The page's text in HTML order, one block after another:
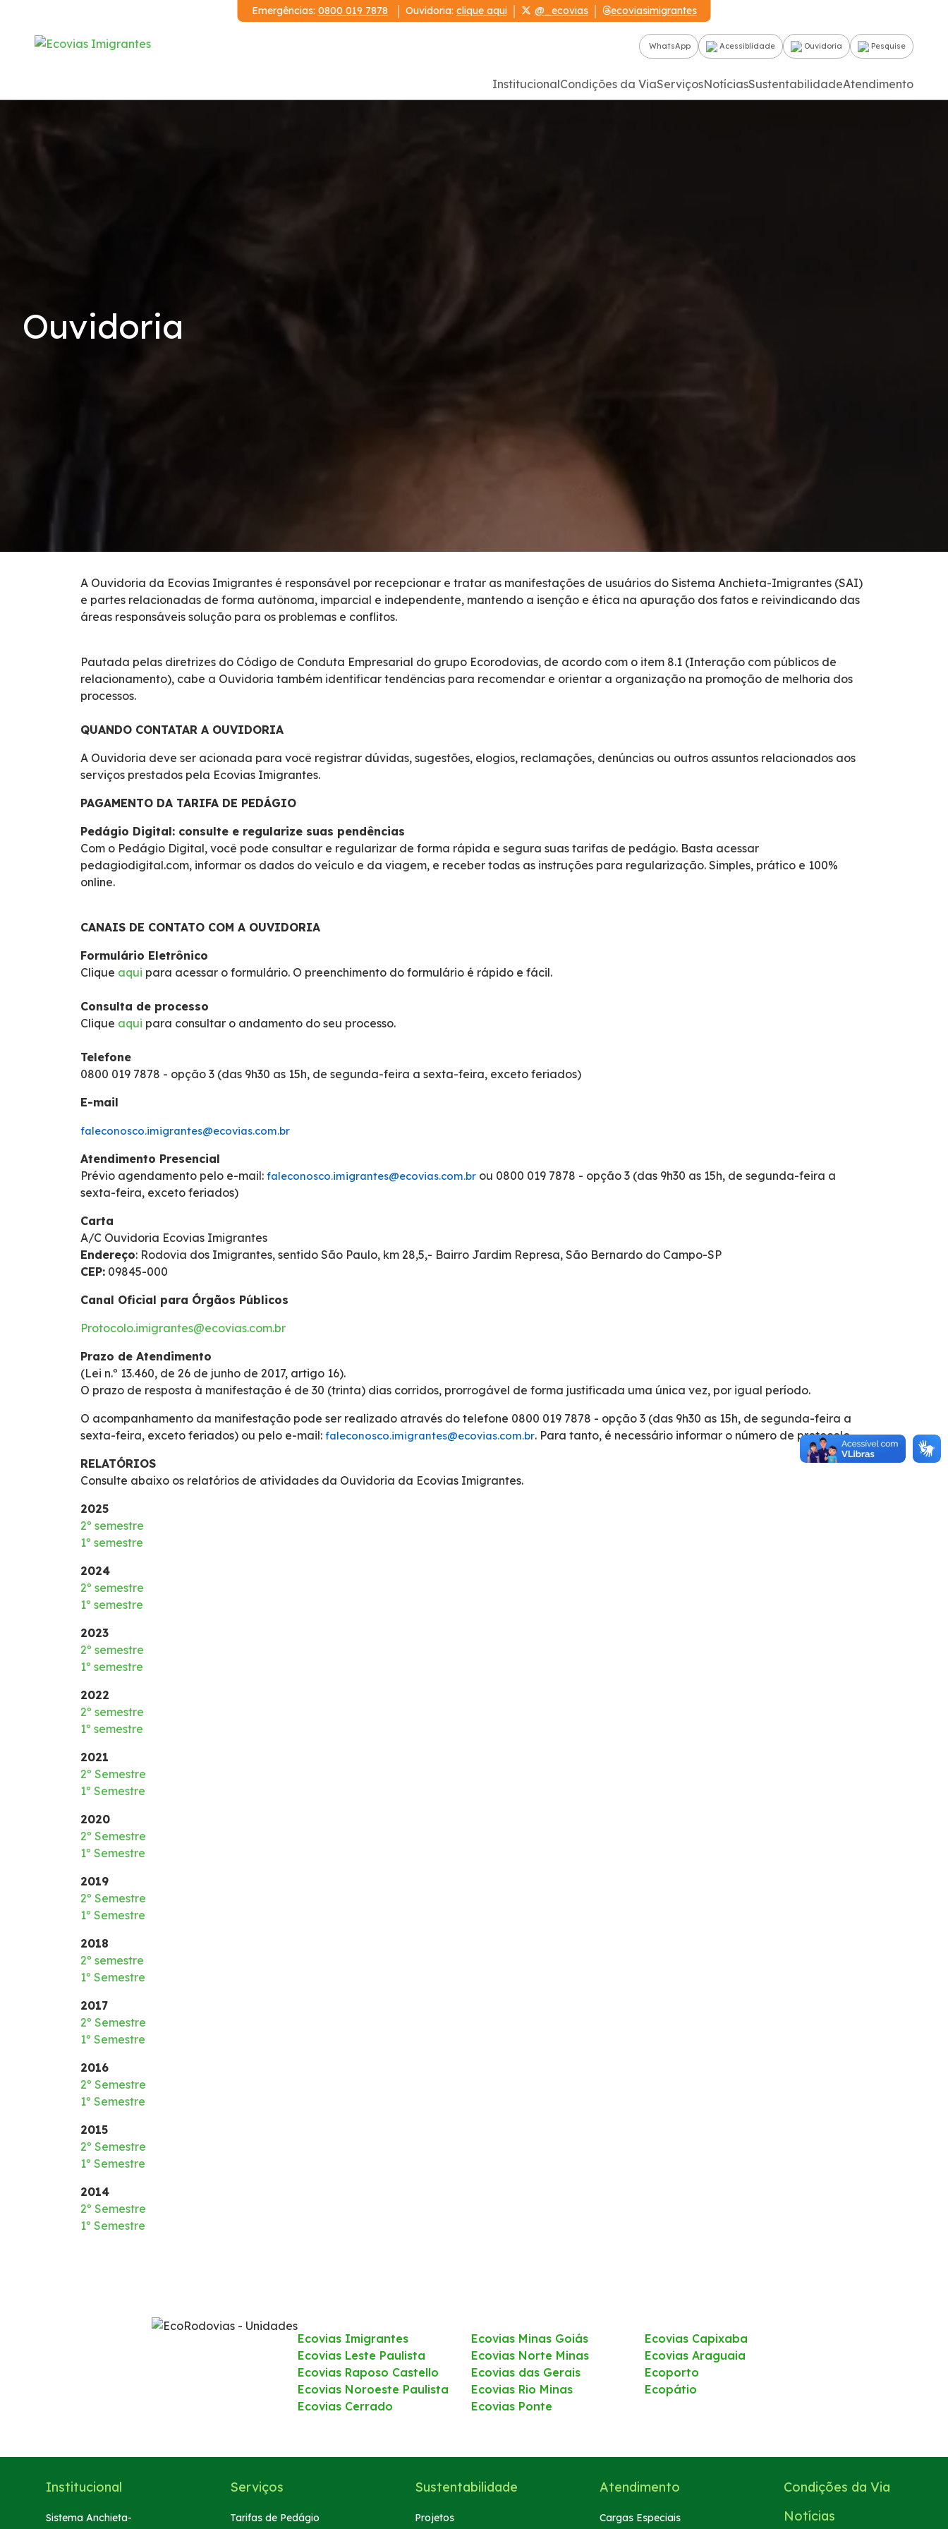
Emergências: 0800 019 7878 Ouvidoria: clique aqui @_ecovias ecoviasimigrantes
WhatsApp Acessiblidade Ouvidoria Pesquise
InstitucionalCondições da ViaServiçosNotíciasSustentabilidadeAtendimento
Serviços
Telefones de Emergência
Faixa de Domínio
Carta ao Usuário
Sustentabilidade
Projetos Socioambientais
Meio Ambiente
Política de Gestão Integrada
Programa de Redução de Acidentes
Cargas Especiais
Fale Conosco
Trabalhe Conosco
Ouvidoria
A Ouvidoria da Ecovias Imigrantes é responsável por recepcionar e tratar as manifestações de usuários do Sistema Anchieta-Imigrantes (SAI)
e partes relacionadas de forma autônoma, imparcial e independente, mantendo a isenção e ética na apuração dos fatos e reivindicando das
áreas responsáveis solução para os problemas e conflitos.
Pautada pelas diretrizes do Código de Conduta Empresarial do grupo Ecorodovias, de acordo com o item 8.1 (Interação com públicos de
relacionamento), cabe a Ouvidoria também identificar tendências para recomendar e orientar a organização na promoção de melhoria dos
processos.
QUANDO CONTATAR A OUVIDORIA
A Ouvidoria deve ser acionada para você registrar dúvidas, sugestões, elogios, reclamações, denúncias ou outros assuntos relacionados aos
serviços prestados pela Ecovias Imigrantes.
PAGAMENTO DA TARIFA DE PEDÁGIO
Pedágio Digital: consulte e regularize suas pendências
Com o Pedágio Digital, você pode consultar e regularizar de forma rápida e segura suas tarifas de pedágio. Basta acessar
pedagiodigital.com, informar os dados do veículo e da viagem, e receber todas as instruções para regularização. Simples, prático e 100%
online.
CANAIS DE CONTATO COM A OUVIDORIA
Formulário Eletrônico
Clique aqui para acessar o formulário. O preenchimento do formulário é rápido e fácil.
Consulta de processo
Clique aqui para consultar o andamento do seu processo.
Telefone
0800 019 7878 - opção 3 (das 9h30 as 15h, de segunda-feira a sexta-feira, exceto feriados)
E-mail
faleconosco.imigrantes@ecovias.com.br
Atendimento Presencial
Prévio agendamento pelo e-mail: faleconosco.imigrantes@ecovias.com.br ou 0800 019 7878 - opção 3 (das 9h30 as 15h, de segunda-feira a
sexta-feira, exceto feriados)
Carta
A/C Ouvidoria Ecovias Imigrantes
Endereço: Rodovia dos Imigrantes, sentido São Paulo, km 28,5,- Bairro Jardim Represa, São Bernardo do Campo-SP
CEP: 09845-000
Canal Oficial para Órgãos Públicos
Protocolo.imigrantes@ecovias.com.br
Prazo de Atendimento
(Lei n.º 13.460, de 26 de junho de 2017, artigo 16).
O prazo de resposta à manifestação é de 30 (trinta) dias corridos, prorrogável de forma justificada uma única vez, por igual período.
O acompanhamento da manifestação pode ser realizado através do telefone 0800 019 7878 - opção 3 (das 9h30 as 15h, de segunda-feira a
sexta-feira, exceto feriados) ou pelo e-mail: faleconosco.imigrantes@ecovias.com.br. Para tanto, é necessário informar o número de protocolo.
RELATÓRIOS
Consulte abaixo os relatórios de atividades da Ouvidoria da Ecovias Imigrantes.
2025
2º semestre
1º semestre
2024
2º semestre
1º semestre
2023
2º semestre
1º semestre
2022
2º semestre
1º semestre
2021
2º Semestre
1º Semestre
2020
2º Semestre
1º Semestre
2019
2º Semestre
1º Semestre
2018
2º semestre
1º Semestre
2017
2º Semestre
1º Semestre
2016
2º Semestre
1º Semestre
2015
2º Semestre
1º Semestre
2014
2º Semestre
1º Semestre
Ecovias Imigrantes
Ecovias Leste Paulista
Ecovias Raposo Castello
Ecovias Noroeste Paulista
Ecovias Cerrado
Ecovias Minas Goiás
Ecovias Norte Minas
Ecovias das Gerais
Ecovias Rio Minas
Ecovias Ponte
Ecovias Capixaba
Ecovias Araguaia
Ecoporto
Ecopátio
Institucional
Sistema Anchieta-
Serviços
Tarifas de Pedágio
Sustentabilidade
Projetos
Atendimento
Cargas Especiais
Condições da Via
Notícias